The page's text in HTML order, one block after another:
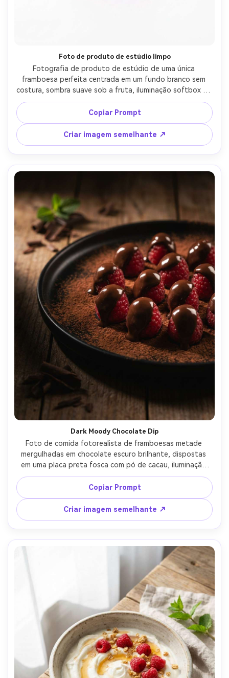
Foto de produto de estúdio limpo
Fotografia de produto de estúdio de uma única
framboesa perfeita centrada em um fundo branco sem
costura, sombra suave sob a fruta, iluminação softbox de
alta chave, textura de superfície ultra-realista e pelos
finos visíveis, tirado em Canon EOS R5, lente de 85mm,
f/8, afiado, estilo comercial mínimo, cor precisa,
composição limpa para maquetes de embalagem-AR 4:5
Copiar Prompt
Criar imagem semelhante ↗
Dark Moody Chocolate Dip
Foto de comida fotorealista de framboesas metade
mergulhadas em chocolate escuro brilhante, dispostas
em uma placa preta fosca com pó de cacau, iluminação
lateral dramática discreta, sombras profundas, destaques
especulares em chocolate, tirada em Nikon Z7 II, lente
macro 105mm, f/3.5, profundidade de campo rasa,
classificação de cores cinematográficas, estilo de
sobremesa editorial-AR 4:5
Copiar Prompt
Criar imagem semelhante ↗